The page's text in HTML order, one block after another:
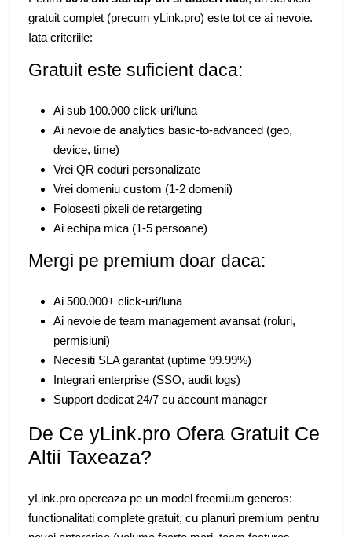
gratuit complet (precum yLink.pro) este tot ce ai nevoie.
Iata criteriile:
Gratuit este suficient daca:
Ai sub 100.000 click-uri/luna
Ai nevoie de analytics basic-to-advanced (geo,
device, time)
Vrei QR coduri personalizate
Vrei domeniu custom (1-2 domenii)
Folosesti pixeli de retargeting
Ai echipa mica (1-5 persoane)
Mergi pe premium doar daca:
Ai 500.000+ click-uri/luna
Ai nevoie de team management avansat (roluri,
permisiuni)
Necesiti SLA garantat (uptime 99.99%)
Integrari enterprise (SSO, audit logs)
Support dedicat 24/7 cu account manager
De Ce yLink.pro Ofera Gratuit Ce
Altii Taxeaza?
yLink.pro opereaza pe un model freemium generos:
functionalitati complete gratuit, cu planuri premium pentru